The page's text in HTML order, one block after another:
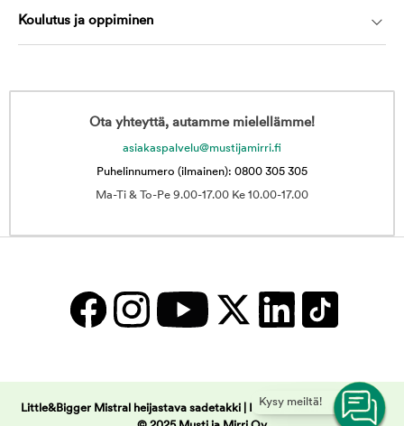
Kysy meiltä!
Koulutus ja oppiminen
Ota yhteyttä, autamme mielellämme!
asiakaspalvelu@mustijamirri.fi
Puhelinnumero (ilmainen): 0800 305 305
Ma-Ti & To-Pe 9.00-17.00 Ke 10.00-17.00
Little&Bigger Mistral heijastava sadetakki | Musti ja Mirri -
Copyright